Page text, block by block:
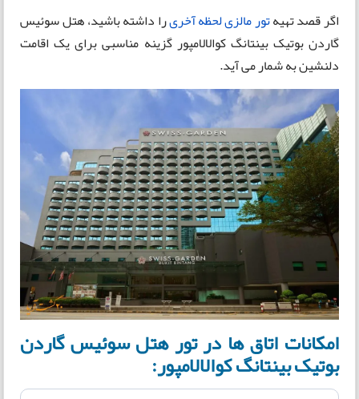
اگر قصد تهیهتور مالزی لحظه آخریرا داشته باشید، هتل سوئیس
گاردن بوتیک بینتانگ کوالالامپور گزینه مناسبی برای یک اقامت
دلنشین به شمار می آید.
امکانات اتاق ها در تور هتل سوئیس گاردن
بوتیک بینتانگ کوالالامپور: